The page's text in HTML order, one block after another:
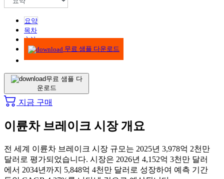
요약
목차
方法
무료 샘플 다운로드
무료 샘플 다
운로드
지금 구매
이륜차 브레이크 시장 개요
전 세계 이륜차 브레이크 시장 규모는 2025년 3,978억 2천만
달러로 평가되었습니다. 시장은 2026년 4,152억 3천만 달러
에서 2034년까지 5,848억 4천만 달러로 성장하여 예측 기간